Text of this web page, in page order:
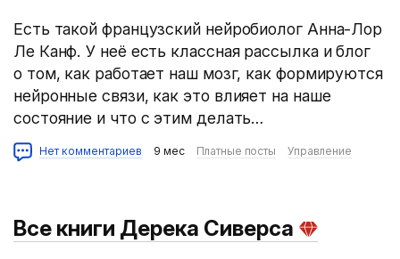
Есть такой французский нейробиолог Анна-Лор
Ле Канф. У неё есть классная рассылка и блог
о том, как работает наш мозг, как формируются
нейронные связи, как это влияет на наше
состояние и что с этим делать…
Нет комментариев 9 мес Платные посты Управление
Все книги Дерека Сиверса